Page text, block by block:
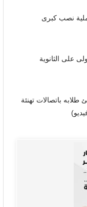
نصب كبرى
على الثانوية
باتصالات تهنئة